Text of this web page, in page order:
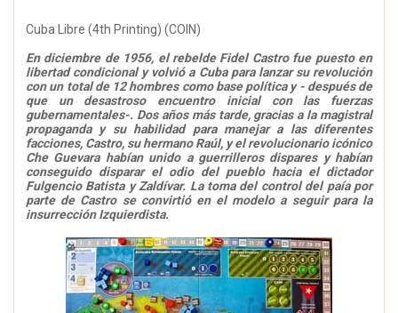
Cuba Libre (4th Printing) (COIN)
En diciembre de 1956, el rebelde Fidel Castro fue puesto en
libertad condicional y volvió a Cuba para lanzar su revolución
con un total de 12 hombres como base política y - después de
que un desastroso encuentro inicial con las fuerzas
gubernamentales-. Dos años más tarde, gracias a la magistral
propaganda y su habilidad para manejar a las diferentes
facciones, Castro, su hermano Raúl, y el revolucionario icónico
Che Guevara habían unido a guerrilleros dispares y habían
conseguido disparar el odio del pueblo hacia el dictador
Fulgencio Batista y Zaldívar. La toma del control del paía por
parte de Castro se convirtió en el modelo a seguir para la
insurrección Izquierdista.